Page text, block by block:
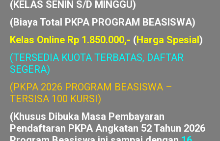
(PKPA – INTENSIVE CLASS)
(KELAS ONLINE)
(KELAS SENIN S/D MINGGU)
(Biaya Total PKPA PROGRAM BEASISWA)
Kelas Online Rp 1.850.000,-
(TERSEDIA KUOTA TERBATAS, DAFTAR
SEGERA)
(PKPA 2026 PROGRAM BEASISWA –
TERSISA 100 KURSI)